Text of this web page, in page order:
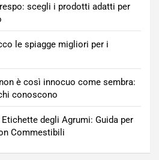
scegli i prodotti adatti per
le spiagge migliori per i
è così innocuo come sembra:
conoscono
degli Agrumi: Guida per
Commestibili